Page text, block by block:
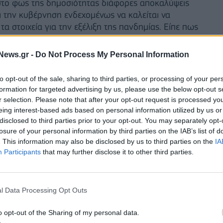
- Do Not Process My Personal Information
opt-out of the sale, sharing to third parties, or processing of your
for targeted advertising by us, please use the below opt-out
selection. Please note that after your opt-out request is processed
interest-based ads based on personal information utilized by us
to third parties prior to your opt-out. You may separately
of your personal information by third parties on the IAB’s list of
This information may also be disclosed by us to third parties on the
Participants that may further disclose it to other third parties.
Data Processing Opt Outs
opt-out of the Sharing of my personal data.
φως της δημοσιότητας διάφορες αποκαλύψεις
κυβέρνηση ενδεχομένως να καλείται να
στοιχεία για την εξέλιξη της πανδημίας. Είπε πως
για διπλή πλατφόρμα καταγραφής που κι εδώ
πλατφόρμα όταν υπάρχει η δημόσια», αλλά
των κρουσμάτων βλέπουμε να καταγράφεται
στη Βόρεια Ελλάδα. Ο κ. Τσίπρας είπε ότι
είναι κρίσιμο, ήταν εν γνώσει των επιστημόνων
πριν φτάσουμε εδώ, δηλαδή στα τέλη
να ξεφεύγει ιδίως στη Βόρεια Ελλάδα.
κρούσματα ανά περιφέρεια και ανά νομό τότε
πλήρη εικόνα», τόνισε. Ο κ. Τσίπρας
επίσκεψή του στη Δράμα, όπου του έλεγαν ότι
ήταν πράσινη, γιατί δεν γίνονταν τεστ μαζικά,
εργασιακούς χώρους, ώστε να υπάρχει εικόνα των
η εμπειρία του και από την επίσκεψή του
στοιχείων είναι πολύ κρίσιμο για τη διαχείριση
τη διαφάνεια και την ποιότητα των